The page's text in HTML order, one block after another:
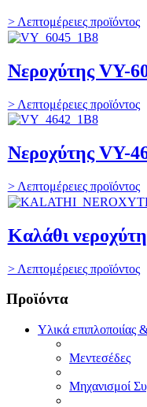
> Λεπτομέρειες προϊόντος
Νεροχύτης VY-
> Λεπτομέρειες προϊόντος
Νεροχύτης VY-
> Λεπτομέρειες προϊόντος
Καλάθι
> Λεπτομέρειες προϊόντος
Προϊόντα
Υλικά
Μεντεσέδες
Μηχανισμοί